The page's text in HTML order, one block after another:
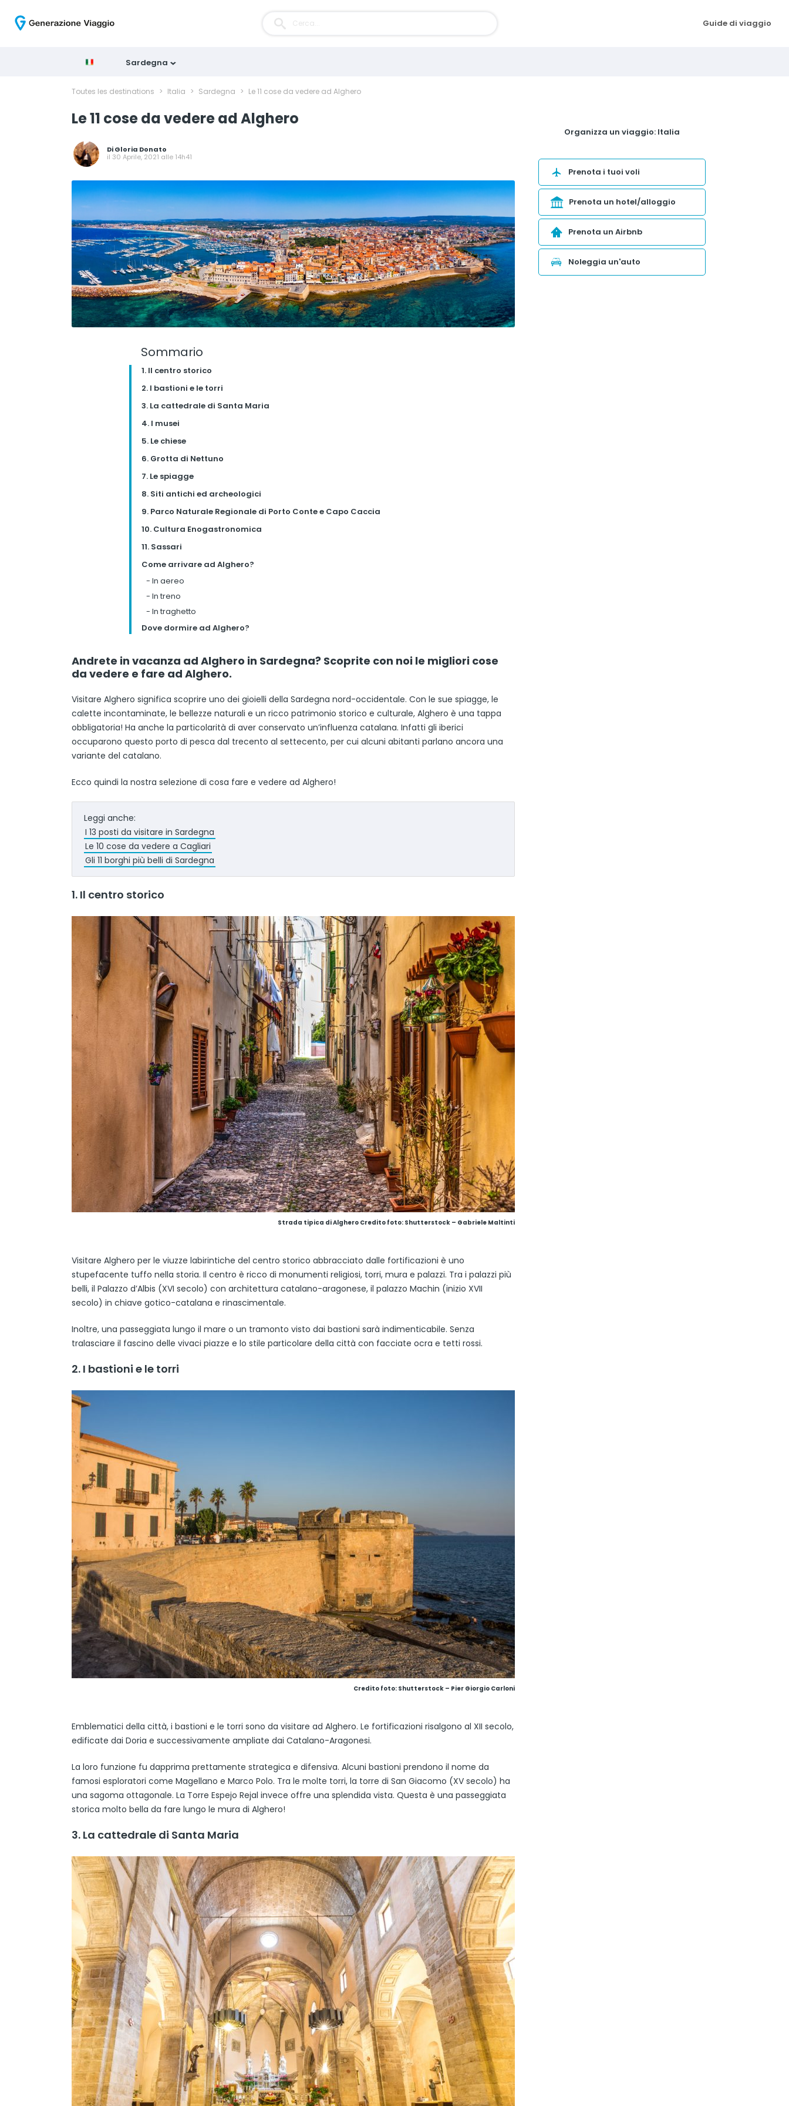
Guide di viaggio
Sardegna
Toutes les destinations > Italia > Sardegna > Le 11 cose da vedere ad Alghero
Le 11 cose da vedere ad Alghero
DiGloria Donato
il 30 Aprile, 2021 alle 14h41
Sommario
1. Il centro storico
2. I bastioni e le torri
3. La cattedrale di Santa Maria
4. I musei
5. Le chiese
6. Grotta di Nettuno
7. Le spiagge
8. Siti antichi ed archeologici
9. Parco Naturale Regionale di Porto Conte e Capo Caccia
10. Cultura Enogastronomica
11. Sassari
Come arrivare ad Alghero?
- In aereo
- In treno
- In traghetto
Dove dormire ad Alghero?
Andrete in vacanza ad Alghero in Sardegna? Scoprite con noi le migliori cose
da vedere e fare ad Alghero.
Visitare Alghero significa scoprire uno dei gioielli della Sardegna nord-occidentale. Con le sue spiagge, le
calette incontaminate, le bellezze naturali e un ricco patrimonio storico e culturale, Alghero è una tappa
obbligatoria! Ha anche la particolarità di aver conservato un’influenza catalana. Infatti gli iberici
occuparono questo porto di pesca dal trecento al settecento, per cui alcuni abitanti parlano ancora una
variante del catalano.
Ecco quindi la nostra selezione di cosa fare e vedere ad Alghero!
Leggi anche:
I 13 posti da visitare in Sardegna
Le 10 cose da vedere a Cagliari
Gli 11 borghi più belli di Sardegna
1. Il centro storico
Strada tipica di Alghero Credito foto: Shutterstock – Gabriele Maltinti
Visitare Alghero per le viuzze labirintiche del centro storico abbracciato dalle fortificazioni è uno
stupefacente tuffo nella storia. Il centro è ricco di monumenti religiosi, torri, mura e palazzi. Tra i palazzi più
belli, il Palazzo d’Albis (XVI secolo) con architettura catalano-aragonese, il palazzo Machin (inizio XVII
secolo) in chiave gotico-catalana e rinascimentale.
Inoltre, una passeggiata lungo il mare o un tramonto visto dai bastioni sarà indimenticabile. Senza
tralasciare il fascino delle vivaci piazze e lo stile particolare della città con facciate ocra e tetti rossi.
2. I bastioni e le torri
Credito foto: Shutterstock – Pier Giorgio Carloni
Emblematici della città, i bastioni e le torri sono da visitare ad Alghero. Le fortificazioni risalgono al XII secolo,
edificate dai Doria e successivamente ampliate dai Catalano-Aragonesi.
La loro funzione fu dapprima prettamente strategica e difensiva. Alcuni bastioni prendono il nome da
famosi esploratori come Magellano e Marco Polo. Tra le molte torri, la torre di San Giacomo (XV secolo) ha
una sagoma ottagonale. La Torre Espejo Rejal invece offre una splendida vista. Questa è una passeggiata
storica molto bella da fare lungo le mura di Alghero!
3. La cattedrale di Santa Maria
Organizza un viaggio: Italia
Prenota i tuoi voli
Prenota un hotel/alloggio
Prenota un Airbnb
Noleggia un'auto